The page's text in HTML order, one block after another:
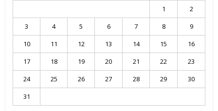
1
2
3
4 5 6 7 8
9
10
11 12 13 14 15
16
17
18 19 20 21 22
23
24
25 26 27 28 29
30
31